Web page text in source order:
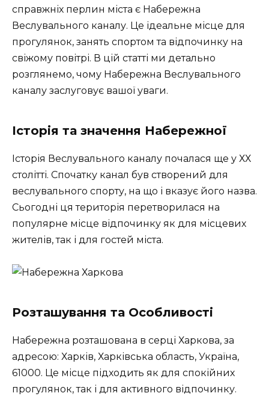
справжніх перлин міста є Набережна
Веслувального каналу. Це ідеальне місце для
прогулянок, занять спортом та відпочинку на
свіжому повітрі. В цій статті ми детально
розглянемо, чому Набережна Веслувального
каналу заслуговує вашої уваги.
Історія та значення Набережної
Історія Веслувального каналу почалася ще у ХХ
столітті. Спочатку канал був створений для
веслувального спорту, на що і вказує його назва.
Сьогодні ця територія перетворилася на
популярне місце відпочинку як для місцевих
жителів, так і для гостей міста.
Розташування та Особливості
Набережна розташована в серці Харкова, за
адресою: Харків, Харківська область, Україна,
61000. Це місце підходить як для спокійних
прогулянок, так і для активного відпочинку.